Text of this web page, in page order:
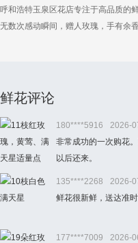
呼和浩特玉泉区花店专注于高品质的
无数次感动瞬间，赠人玫瑰，手有余
鲜花评论
180****5916
2026-
非常成功的一次购花
以后还来。
135****2268
2026-
鲜花很新鲜，送达准
177****7009
2026-